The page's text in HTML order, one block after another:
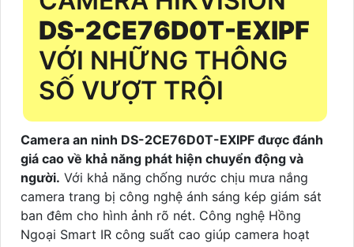
DS-2CE76D0T-EXIPF
VỚI NHỮNG THÔNG
SỐ VƯỢT TRỘI
Camera an ninh DS-2CE76D0T-EXIPF được đánh
giá cao về khả năng phát hiện chuyển động và
người. Với khả năng chống nước chịu mưa nắng
camera trang bị công nghệ ánh sáng kép giám sát
ban đêm cho hình ảnh rõ nét. Công nghệ Hồng
Ngoại Smart IR công suất cao giúp camera hoạt